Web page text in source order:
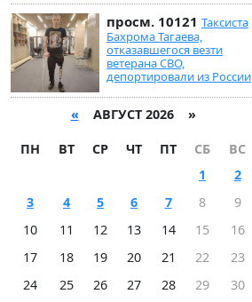
просм. 10121 Таксиста
Бахрома Тагаева,
отказавшегося везти
ветерана СВО,
депортировали из России
« АВГУСТ 2026 »
ПН ВТ СР ЧТ ПТ СБ
ВС
1
2
3
4 5 6 7 8
9
10
11 12 13 14 15
16
17
18 19 20 21 22
23
24
25 26 27 28 29
30